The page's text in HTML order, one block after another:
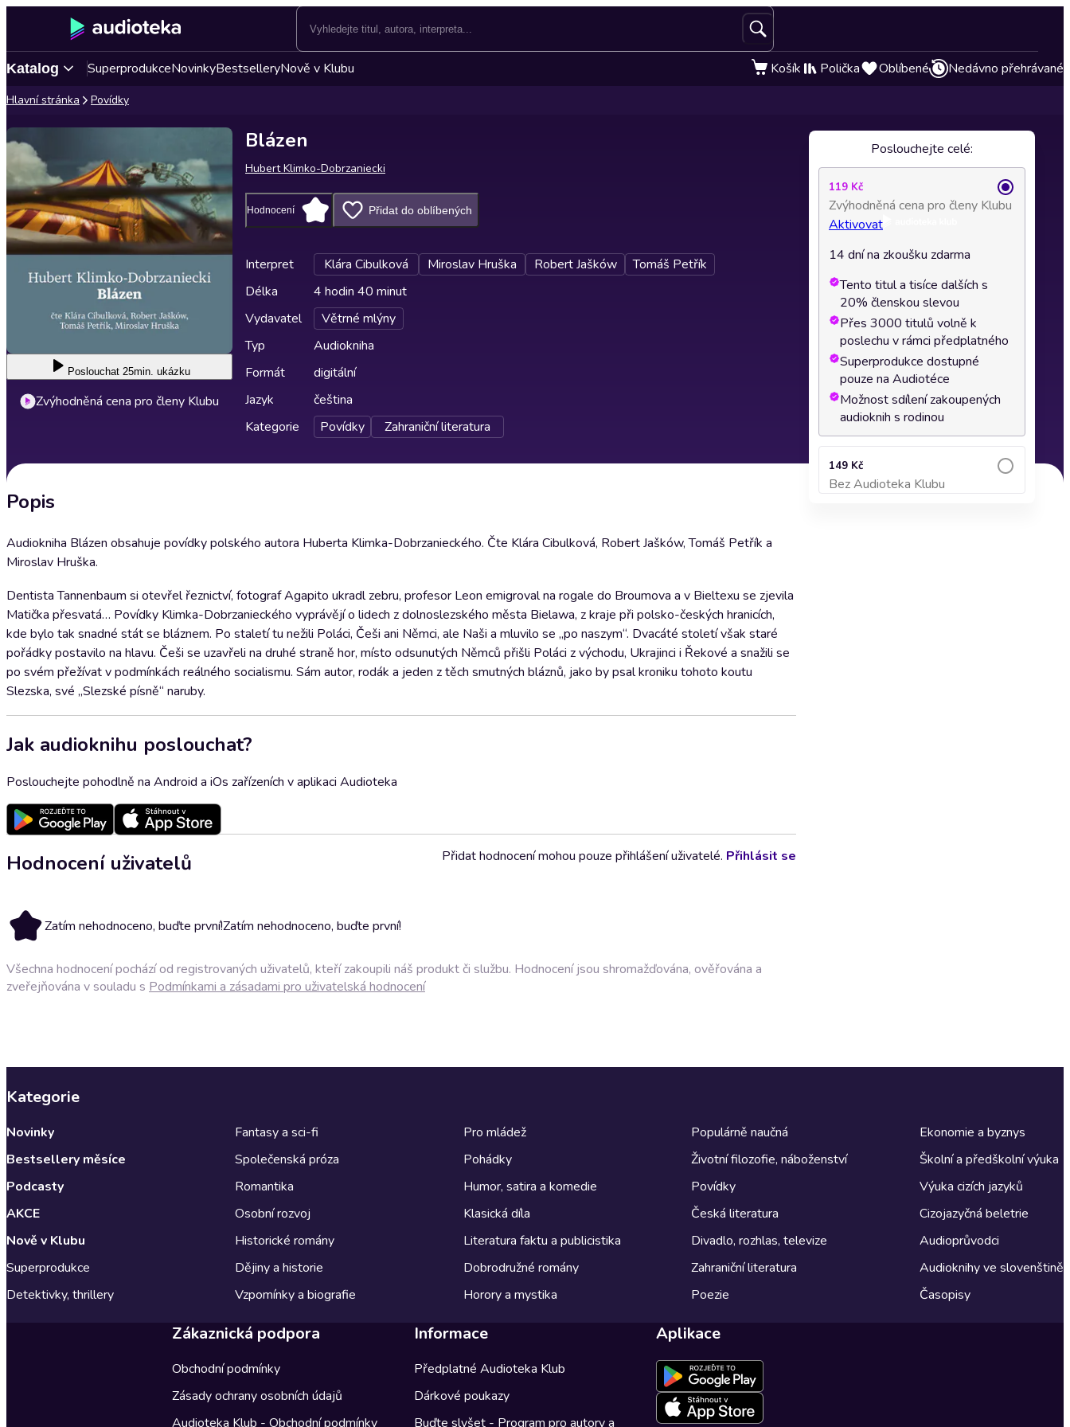
Katalog SuperprodukceNovinkyBestselleryNově v Klubu Košík Polička Oblíbené Nedávno přehrávané
Hlavní stránka Povídky
Poslouchat 25min. ukázku
Zvýhodněná cena pro členy Klubu
Blázen
Hubert Klimko-Dobrzaniecki
Hodnocení Přidat do oblíbených
Interpret Klára Cibulková Miroslav Hruška Robert Jašków
Tomáš Petřík
Délka
4 hodin 40 minut
Vydavatel
Větrné mlýny
Typ
Audiokniha
Formát
digitální
Jazyk
čeština
Kategorie
Povídky Zahraniční literatura
Popis
Audiokniha Blázen obsahuje povídky polského autora Huberta Klimka-Dobrzanieckého. Čte Klára Cibulková, Robert Jašków, Tomáš Petřík a
Miroslav Hruška.
Dentista Tannenbaum si otevřel řeznictví, fotograf Agapito ukradl zebru, profesor Leon emigroval na rogale do Broumova a v Bieltexu se zjevila
Matička přesvatá… Povídky Klimka-Dobrzanieckého vyprávějí o lidech z dolnoslezského města Bielawa, z kraje při polsko-českých hranicích,
kde bylo tak snadné stát se bláznem. Po staletí tu nežili Poláci, Češi ani Němci, ale Naši a mluvilo se „po naszym“. Dvacáté století však staré
pořádky postavilo na hlavu. Češi se uzavřeli na druhé straně hor, místo odsunutých Němců přišli Poláci z východu, Ukrajinci i Řekové a snažili se
po svém přežívat v podmínkách reálného socialismu. Sám autor, rodák a jeden z těch smutných bláznů, jako by psal kroniku tohoto koutu
Slezska, své „Slezské písně“ naruby.
Jak audioknihu poslouchat?
Poslouchejte pohodlně na Android a iOs zařízeních v aplikaci Audioteka
Hodnocení uživatelů
Zatím nehodnoceno, buďte první!Zatím nehodnoceno, buďte první!
Přidat hodnocení mohou pouze přihlášení uživatelé. Přihlásit se
Všechna hodnocení pochází od registrovaných uživatelů, kteří zakoupili náš produkt či službu. Hodnocení jsou shromažďována, ověřována a
zveřejňována v souladu s Podmínkami a zásadami pro uživatelská hodnocení
Poslouchejte celé:
119 Kč
Zvýhodněná cena pro členy Klubu
Aktivovat
14 dní na zkoušku zdarma
Tento titul a tisíce dalších s
20% členskou slevou
Přes 3000 titulů volně k
poslechu v rámci předplatného
Superprodukce dostupné
pouze na Audiotéce
Možnost sdílení zakoupených
audioknih s rodinou
149 Kč
Bez Audioteka Klubu
Přidat do košíku
Kategorie
Novinky
Bestsellery měsíce
Podcasty
AKCE
Nově v Klubu
Superprodukce
Detektivky, thrillery
Fantasy a sci-fi
Společenská próza
Romantika
Osobní rozvoj
Historické romány
Dějiny a historie
Vzpomínky a biografie
Pro mládež
Pohádky
Humor, satira a komedie
Klasická díla
Literatura faktu a publicistika
Dobrodružné romány
Horory a mystika
Populárně naučná
Životní filozofie, náboženství
Povídky
Česká literatura
Divadlo, rozhlas, televize
Zahraniční literatura
Poezie
Ekonomie a byznys
Školní a předškolní výuka
Výuka cizích jazyků
Cizojazyčná beletrie
Audioprůvodci
Audioknihy ve slovenštině
Časopisy
Zákaznická podpora
Obchodní podmínky
Zásady ochrany osobních údajů
Audioteka Klub - Obchodní podmínky
Informace
Předplatné Audioteka Klub
Dárkové poukazy
Buďte slyšet - Program pro autory a
Aplikace